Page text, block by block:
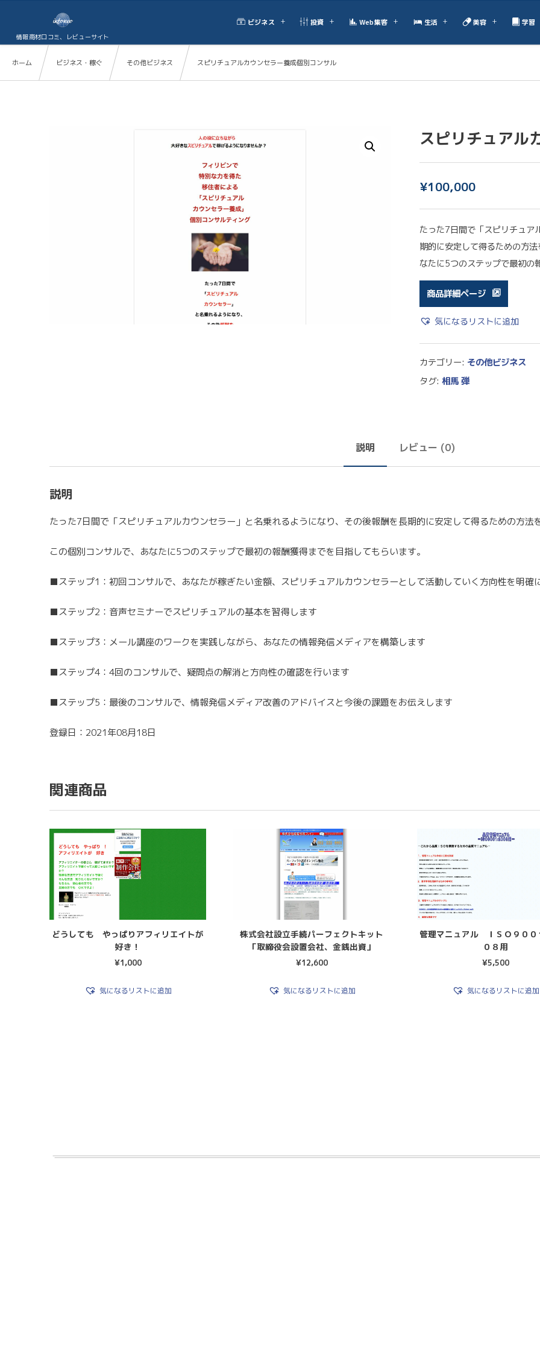
情報商材口コミ、レビューサイト
ビジネス 投資 Web集客 生活 美容 学習
ホーム ビジネス・稼ぐ その他ビジネス スピリチュアルカウンセラー養成個別コンサル
スピリチュアル
¥100,000
たった7日間で「スピリチュア
期的に安定して得るための方
なたに5つのステップで最初
商品詳細ページ
気になるリストに追加
カテゴリー: その他ビジネス
タグ: 相馬 弾
説明 レビュー (0)
説明
たった7日間で「スピリチュアルカウンセラー」と名乗れるようになり、その後報酬を長期的に安定して得るための方法
この個別コンサルで、あなたに5つのステップで最初の報酬獲得までを目指してもらいます。
■ステップ1：初回コンサルで、あなたが稼ぎたい金額、スピリチュアルカウンセラーとして活動していく方向性を明確
■ステップ2：音声セミナーでスピリチュアルの基本を習得します
■ステップ3：メール講座のワークを実践しながら、あなたの情報発信メディアを構築します
■ステップ4：4回のコンサルで、疑問点の解消と方向性の確認を行います
■ステップ5：最後のコンサルで、情報発信メディア改善のアドバイスと今後の課題をお伝えします
登録日：2021年08月18日
関連商品
どうしても やっぱりアフィリエイトが
好き！
¥1,000
気になるリストに追加
株式会社設立手続パーフェクトキット
「取締役会設置会社、金銭出資」
¥12,600
気になるリストに追加
管理マニュアル ＩＳＯ９００
０８用
¥5,500
気になるリストに追加